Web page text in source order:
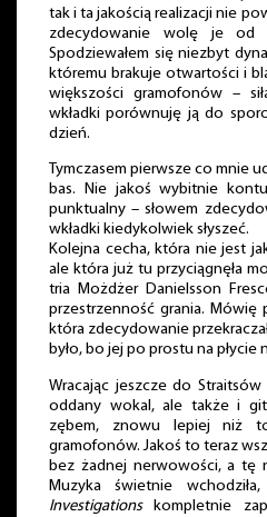
tak i ta jakością realizacji nie
zdecydowanie wolę je od
Spodziewałem się niezbyt
któremu brakuje otwartości i
większości gramofonów –
wkładki porównuję ją do
dzień.
Tymczasem pierwsze co mnie
bas. Nie jakoś wybitnie
punktualny – słowem
wkładki kiedykolwiek słyszeć.
Kolejna cecha, która nie jest
ale która już tu przyciągnęła
tria Możdżer Danielsson
przestrzenność grania. Mówię
która zdecydowanie
było, bo jej po prostu na płycie
Wracając jeszcze do
oddany wokal, ale także i
zębem, znowu lepiej niż
gramofonów. Jakoś to teraz
bez żadnej nerwowości, a tę
Muzyka świetnie
Investigationskompletnie